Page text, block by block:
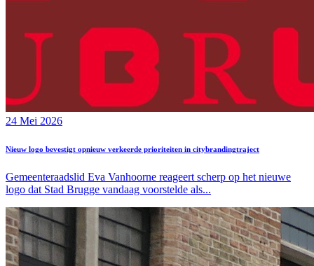
24 Mei 2026
Nieuw logo bevestigt opnieuw verkeerde prioriteiten in citybrandingtraject
Gemeenteraadslid Eva Vanhoorne reageert scherp op het nieuwe
logo dat Stad Brugge vandaag voorstelde als...